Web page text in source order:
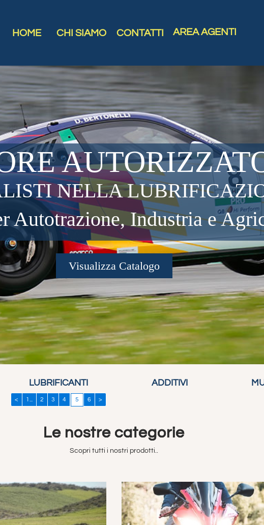
HOME CHI SIAMO CONTATTI AREA AGENTI
NELLA
Autotrazione, Industria e
Visualizza Catalogo
LUBRIFICANTI ADDITIVI
< 1... 2 3 4 5 6 >
Le nostre categorie
Scopri tutti i nostri prodotti..